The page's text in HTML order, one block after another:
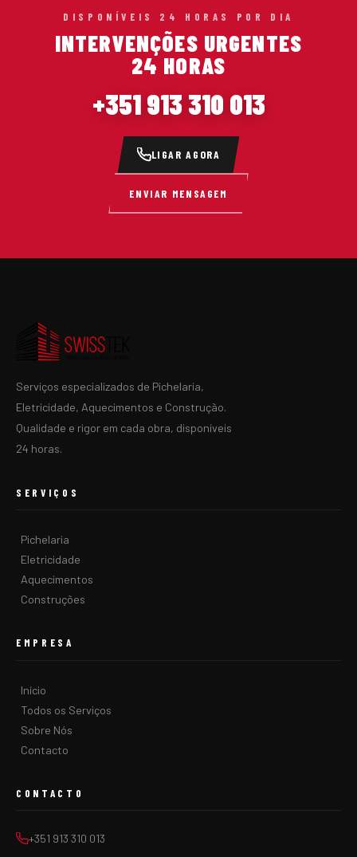
DISPONÍVEIS 24 HORAS POR DIA
INTERVENÇÕES URGENTES
24 HORAS
+351 913 310 013
LIGAR AGORA
ENVIAR MENSAGEM
Serviços especializados de Pichelaria,
Eletricidade, Aquecimentos e Construção.
Qualidade e rigor em cada obra, disponíveis
24 horas.
SERVIÇOS
Pichelaria
Eletricidade
Aquecimentos
Construções
EMPRESA
Início
Todos os Serviços
Sobre Nós
Contacto
CONTACTO
+351 913 310 013